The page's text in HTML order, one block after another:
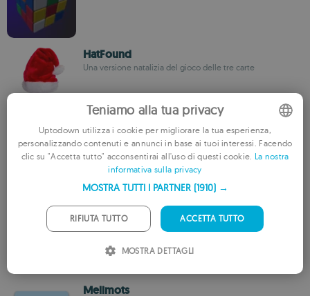
HatFound
Una versione natalizia del gioco delle tre carte
Spell Master: Word Adventures
Gameka
Sandbox - Color by Number Coloring Pages
Colora bellissimi disegni di ogni tipo per numero
Melimots
ENGLISH
PORTUGUESE
Teniamo alla tua privacy
Uptodown utilizza i cookie per migliorare la tua esperienza,
personalizzando contenuti e annunci in base ai tuoi interessi. Facendo
clic su "Accetta tutto" acconsentirai all'uso di questi cookie. La nostra
informativa sulla privacy
MOSTRA TUTTI I PARTNER (1910) →
ACCETTA TUTTO
RIFIUTA TUTTO
MOSTRA DETTAGLI